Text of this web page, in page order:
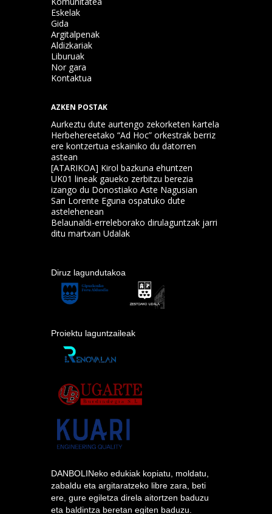
Eskelak
Gida
Argitalpenak
Aldizkariak
Liburuak
Nor gara
Kontaktua
AZKEN POSTAK
Aurkeztu dute aurtengo zekorketen kartela
Herbehereetako “Ad Hoc” orkestrak berriz
ere kontzertua eskainiko du datorren
astean
[ATARIKOA] Kirol bazkuna ehuntzen
UK01 lineak gaueko zerbitzu berezia
izango du Donostiako Aste Nagusian
San Lorente Eguna ospatuko dute
astelehenean
Belaunaldi-erreleborako dirulaguntzak jarri
ditu martxan Udalak
Diruz lagundutakoa
Proiektu laguntzaileak
DANBOLINeko edukiak kopiatu, moldatu,
zabaldu eta argitaratzeko libre zara, beti
ere, gure egiletza direla aitortzen baduzu
eta baldintza beretan egiten baduzu.